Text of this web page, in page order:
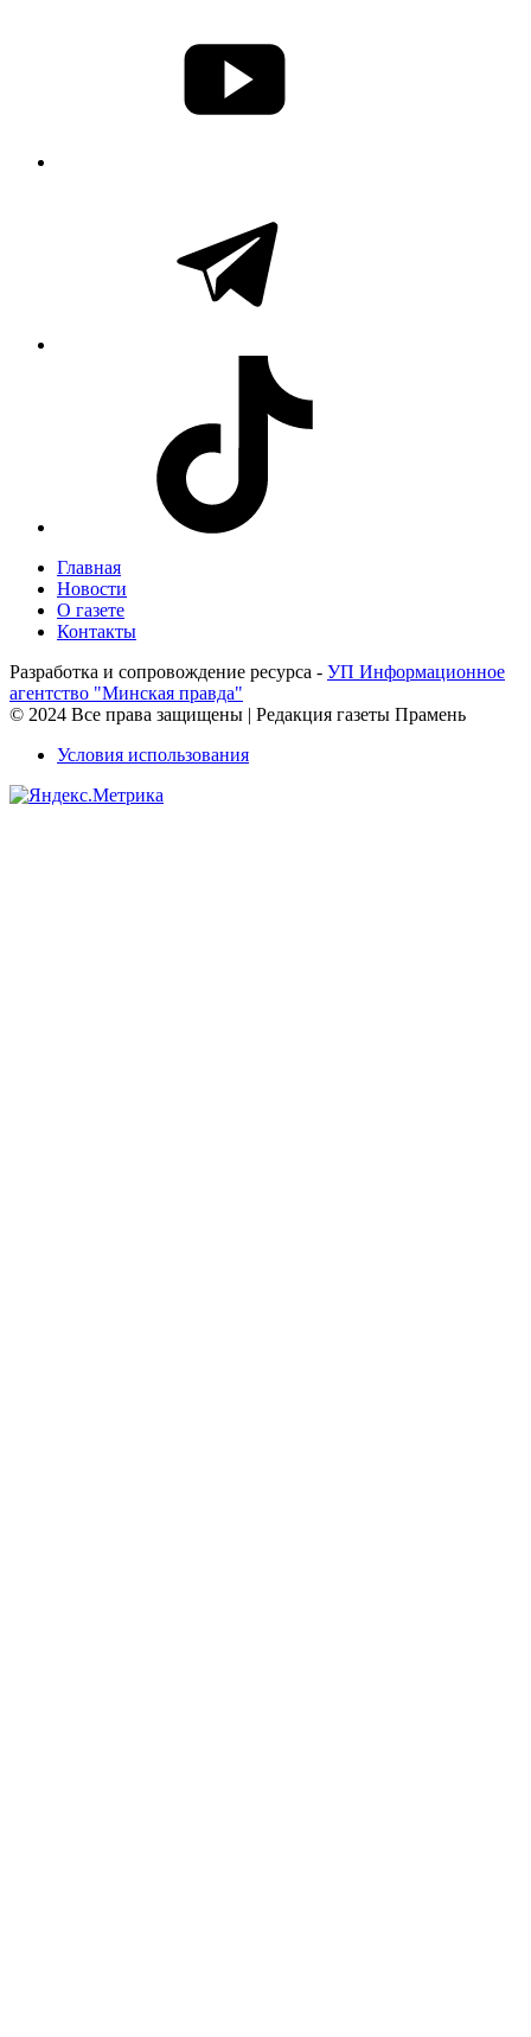
Главная
Новости
О газете
Контакты
Разработка и сопровождение ресурса - УП Информационное
агентство "Минская правда"
© 2024 Все права защищены | Редакция газеты Прамень
Условия использования